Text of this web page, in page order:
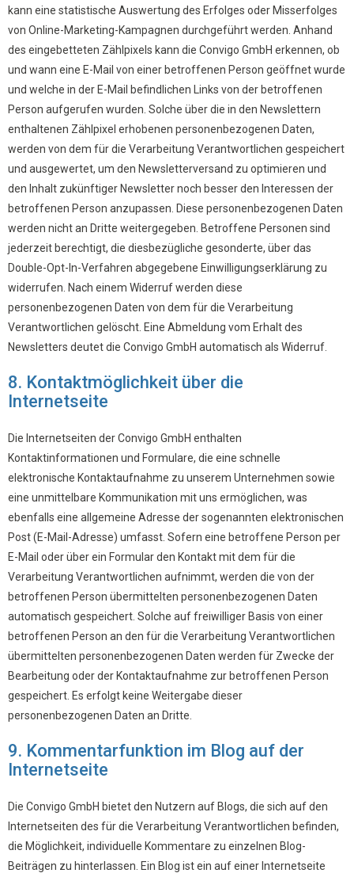
kann eine statistische Auswertung des Erfolges oder Misserfolges
von Online-Marketing-Kampagnen durchgeführt werden. Anhand
des eingebetteten Zählpixels kann die Convigo GmbH erkennen, ob
und wann eine E-Mail von einer betroffenen Person geöffnet wurde
und welche in der E-Mail befindlichen Links von der betroffenen
Person aufgerufen wurden. Solche über die in den Newslettern
enthaltenen Zählpixel erhobenen personenbezogenen Daten,
werden von dem für die Verarbeitung Verantwortlichen gespeichert
und ausgewertet, um den Newsletterversand zu optimieren und
den Inhalt zukünftiger Newsletter noch besser den Interessen der
betroffenen Person anzupassen. Diese personenbezogenen Daten
werden nicht an Dritte weitergegeben. Betroffene Personen sind
jederzeit berechtigt, die diesbezügliche gesonderte, über das
Double-Opt-In-Verfahren abgegebene Einwilligungserklärung zu
widerrufen. Nach einem Widerruf werden diese
personenbezogenen Daten von dem für die Verarbeitung
Verantwortlichen gelöscht. Eine Abmeldung vom Erhalt des
Newsletters deutet die Convigo GmbH automatisch als Widerruf.
8. Kontaktmöglichkeit über die
Internetseite
Die Internetseiten der Convigo GmbH enthalten
Kontaktinformationen und Formulare, die eine schnelle
elektronische Kontaktaufnahme zu unserem Unternehmen sowie
eine unmittelbare Kommunikation mit uns ermöglichen, was
ebenfalls eine allgemeine Adresse der sogenannten elektronischen
Post (E-Mail-Adresse) umfasst. Sofern eine betroffene Person per
E-Mail oder über ein Formular den Kontakt mit dem für die
Verarbeitung Verantwortlichen aufnimmt, werden die von der
betroffenen Person übermittelten personenbezogenen Daten
automatisch gespeichert. Solche auf freiwilliger Basis von einer
betroffenen Person an den für die Verarbeitung Verantwortlichen
übermittelten personenbezogenen Daten werden für Zwecke der
Bearbeitung oder der Kontaktaufnahme zur betroffenen Person
gespeichert. Es erfolgt keine Weitergabe dieser
personenbezogenen Daten an Dritte.
9. Kommentarfunktion im Blog auf der
Internetseite
Die Convigo GmbH bietet den Nutzern auf Blogs, die sich auf den
Internetseiten des für die Verarbeitung Verantwortlichen befinden,
die Möglichkeit, individuelle Kommentare zu einzelnen Blog-
Beiträgen zu hinterlassen. Ein Blog ist ein auf einer Internetseite